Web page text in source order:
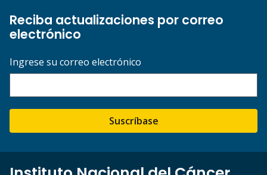
Reciba actualizaciones por correo
electrónico
Ingrese su correo electrónico
Suscríbase